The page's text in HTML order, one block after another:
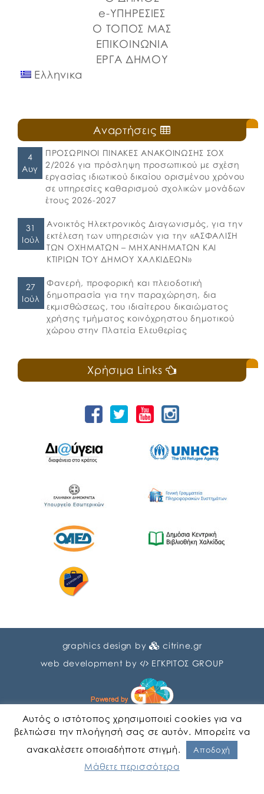
e-ΥΠΗΡΕΣΙΕΣ
Ο ΤΟΠΟΣ ΜΑΣ
ΕΠΙΚΟΙΝΩΝΙΑ
ΕΡΓΑ ΔΗΜΟΥ
Ελληνικα
Αναρτήσεις
4
Αυγ
ΠΡΟΣΩΡΙΝΟΙ ΠΙΝΑΚΕΣ ΑΝΑΚΟΙΝΩΣΗΣ ΣΟΧ
2/2026 για πρόσληψη προσωπικού με σχέση
εργασίας ιδιωτικού δικαίου ορισμένου χρόνου
σε υπηρεσίες καθαρισμού σχολικών μονάδων
έτους 2026-2027
31
Ιούλ
Ανοικτός Ηλεκτρονικός Διαγωνισμός, για την
εκτέλεση των υπηρεσιών για την «ΑΣΦΑΛΙΣΗ
ΤΩΝ ΟΧΗΜΑΤΩΝ – ΜΗΧΑΝΗΜΑΤΩΝ ΚΑΙ
ΚΤΙΡΙΩΝ ΤΟΥ ΔΗΜΟΥ ΧΑΛΚΙΔΕΩΝ»
27
Ιούλ
Φανερή, προφορική και πλειοδοτική
δημοπρασία για την παραχώρηση, δια
εκμισθώσεως, του ιδιαίτερου δικαιώματος
χρήσης τμήματος κοινόχρηστου δημοτικού
χώρου στην Πλατεία Ελευθερίας
Χρήσιμα Links
graphics design by
citrine.gr
web development by
ΕΓΚΡΙΤΟΣ GROUP
Αυτός ο ιστότοπος χρησιμοποιεί cookies για να
βελτιώσει την πλοήγησή σας σε αυτόν. Μπορείτε να
ανακαλέσετε οποιαδήποτε στιγμή.
Αποδοχή
Μάθετε περισσότερα
Αγγλικα Ελληνικα